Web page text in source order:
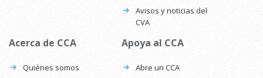
Avisos y noticias del
CVA
Acerca de CCA
Quiénes somos
Apoya al CCA
Abre un CCA